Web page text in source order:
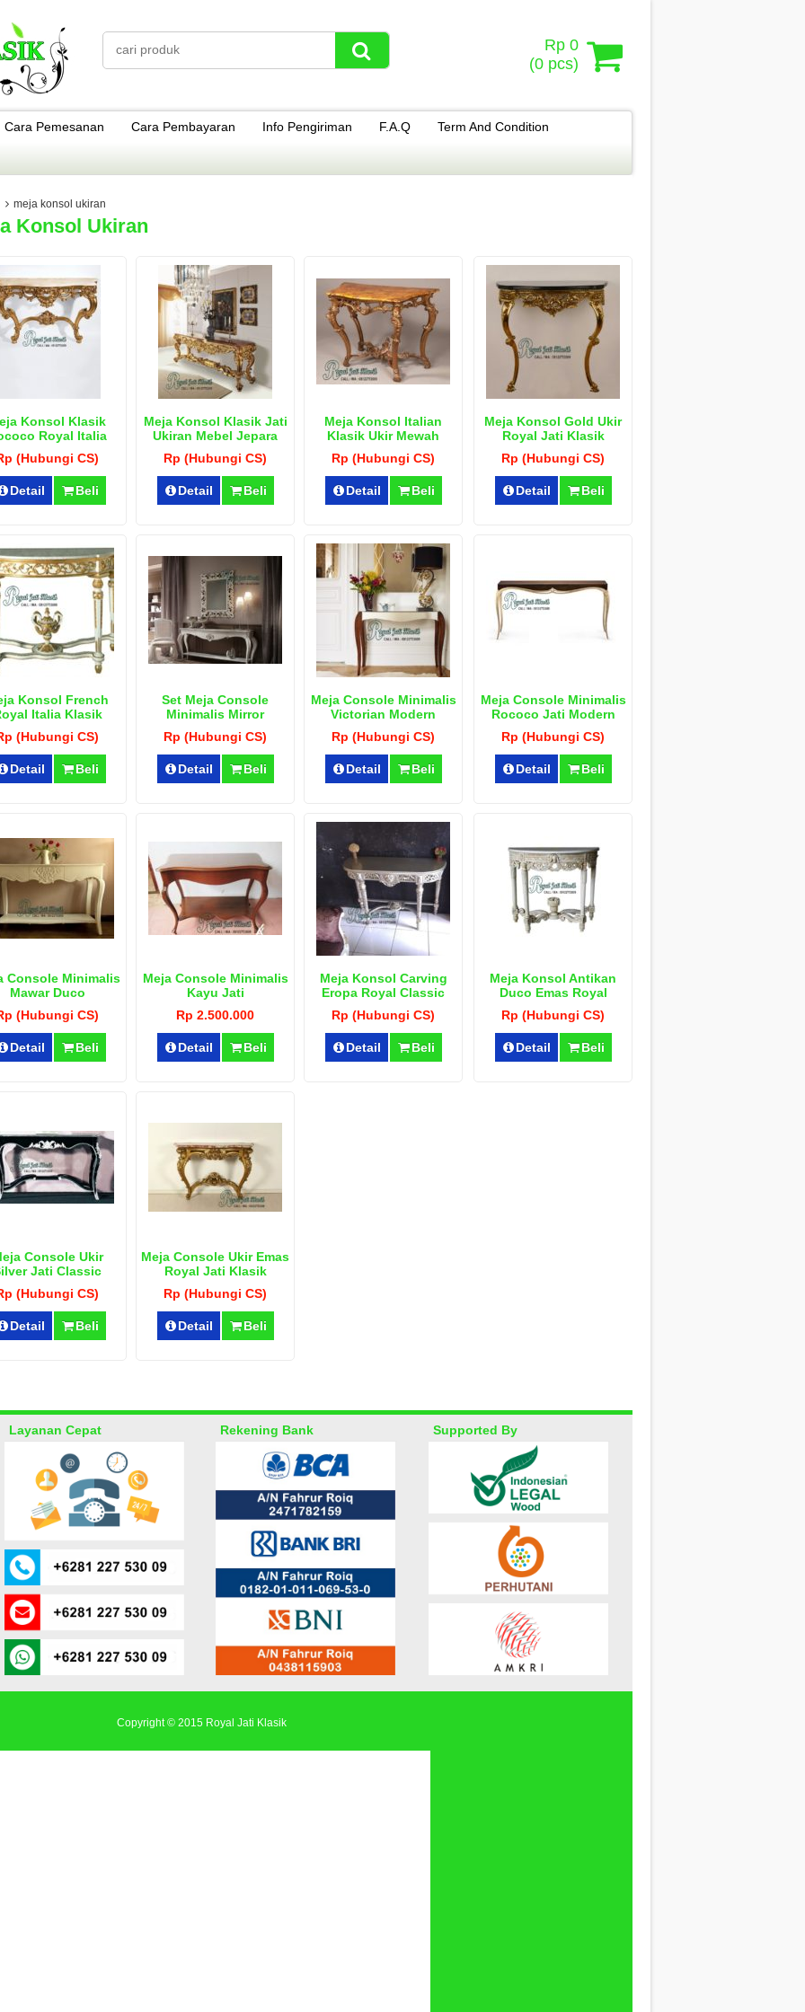
Rp 0
(0 pcs)
Cara Pemesanan Cara Pembayaran Info Pengiriman F.A.Q Term And Condition
meja konsol ukiran
Konsol Ukiran
Konsol Klasik
Royal Italia
(Hubungi CS)
Detail Beli
Meja Konsol Klasik Jati
Ukiran Mebel Jepara
Rp (Hubungi CS)
Detail Beli
Meja Konsol Italian
Klasik Ukir Mewah
Rp (Hubungi CS)
Detail Beli
Meja Konsol Gold Ukir
Royal Jati Klasik
Rp (Hubungi CS)
Detail Beli
Konsol French
Italia Klasik
(Hubungi CS)
Detail Beli
Set Meja Console
Minimalis Mirror
Rp (Hubungi CS)
Detail Beli
Meja Console Minimalis
Victorian Modern
Rp (Hubungi CS)
Detail Beli
Meja Console Minimalis
Rococo Jati Modern
Rp (Hubungi CS)
Detail Beli
Console Minimalis
Mawar Duco
(Hubungi CS)
Detail Beli
Meja Console Minimalis
Kayu Jati
Rp 2.500.000
Detail Beli
Meja Konsol Carving
Eropa Royal Classic
Rp (Hubungi CS)
Detail Beli
Meja Konsol Antikan
Duco Emas Royal
Rp (Hubungi CS)
Detail Beli
Console Ukir
Jati Classic
(Hubungi CS)
Detail Beli
Meja Console Ukir Emas
Royal Jati Klasik
Rp (Hubungi CS)
Detail Beli
Layanan Cepat Rekening Bank Supported By
Copyright © 2015 Royal Jati Klasik